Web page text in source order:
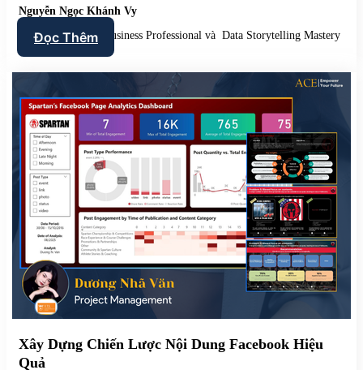
Nguyễn Ngọc Khánh Vy
Data Analysis For Business Professional và Data Storytelling Mastery
Đọc Thêm
Xây Dựng Chiến Lược Nội Dung Facebook Hiệu
Quả